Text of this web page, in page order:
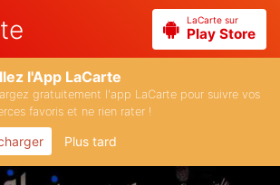
LaCarte sur
Play Store
l'App LaCarte
gratuitement l'app LaCarte pour suivre vos
favoris et ne rien rater !
Plus tard